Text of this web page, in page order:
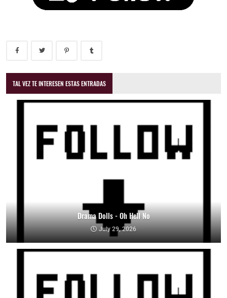
TAL VEZ TE INTERESEN ESTAS ENTRADAS
Drama Dolls - Oh Hell No
July 29, 2026